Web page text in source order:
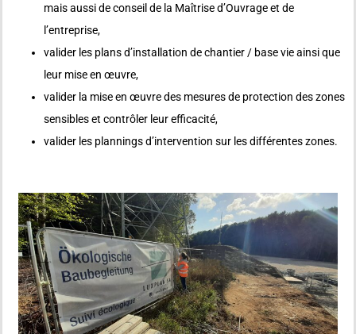
mais aussi de conseil de la Maîtrise d’Ouvrage et de
l’entreprise,
valider les plans d’installation de chantier / base vie ainsi que
leur mise en œuvre,
valider la mise en œuvre des mesures de protection des zones
sensibles et contrôler leur efficacité,
valider les plannings d’intervention sur les différentes zones.